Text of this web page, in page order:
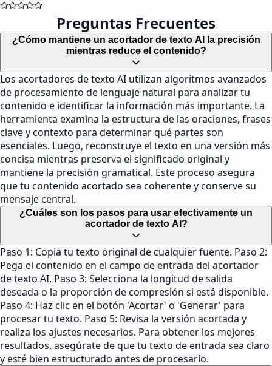
Preguntas Frecuentes
¿Cómo mantiene un acortador de texto AI la precisión
mientras reduce el contenido?
Los acortadores de texto AI utilizan algoritmos avanzados
de procesamiento de lenguaje natural para analizar tu
contenido e identificar la información más importante. La
herramienta examina la estructura de las oraciones, frases
clave y contexto para determinar qué partes son
esenciales. Luego, reconstruye el texto en una versión más
concisa mientras preserva el significado original y
mantiene la precisión gramatical. Este proceso asegura
que tu contenido acortado sea coherente y conserve su
mensaje central.
¿Cuáles son los pasos para usar efectivamente un
acortador de texto AI?
Paso 1: Copia tu texto original de cualquier fuente. Paso 2:
Pega el contenido en el campo de entrada del acortador
de texto AI. Paso 3: Selecciona la longitud de salida
deseada o la proporción de compresión si está disponible.
Paso 4: Haz clic en el botón 'Acortar' o 'Generar' para
procesar tu texto. Paso 5: Revisa la versión acortada y
realiza los ajustes necesarios. Para obtener los mejores
resultados, asegúrate de que tu texto de entrada sea claro
y esté bien estructurado antes de procesarlo.